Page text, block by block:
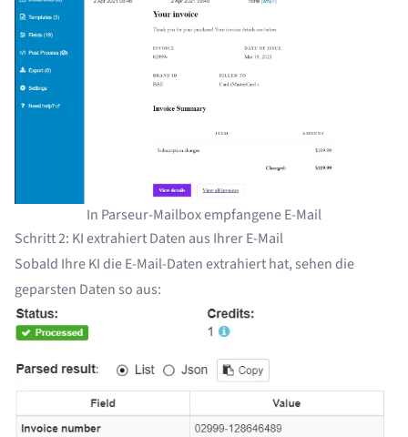
In Parseur-Mailbox empfangene E-Mail
Schritt 2: KI extrahiert Daten aus Ihrer E-Mail
Sobald IhreKI die E-Mail-Daten extrahiert hat, sehen die
geparsten Daten so aus: